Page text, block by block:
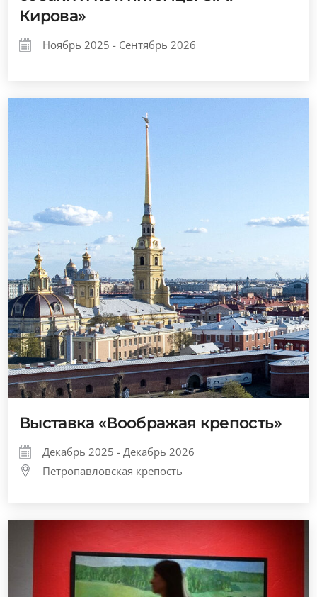
Кирова»
Ноябрь 2025 - Сентябрь 2026
Выставка «Воображая крепость»
Декабрь 2025 - Декабрь 2026
Петропавловская крепость